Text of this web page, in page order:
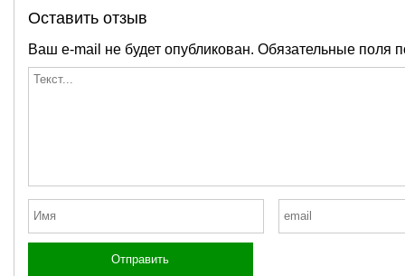
Оставить отзыв
Ваш e-mail не будет опубликован. Обязательные поля